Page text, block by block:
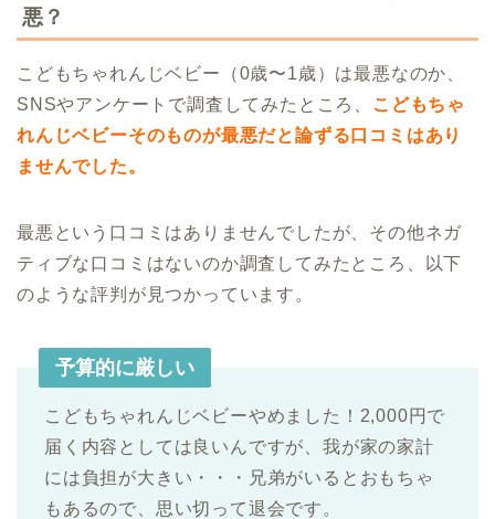
悪？
こどもちゃれんじベビー（0歳〜1歳）は最悪なのか、
SNSやアンケートで調査してみたところ、 こどもちゃ
れんじベビーそのものが最悪だと論ずる口コミはあり
ませんでした。
最悪という口コミはありませんでしたが、その他ネガ
ティブな口コミはないのか調査してみたところ、以下
のような評判が見つかっています。
予算的に厳しい
こどもちゃれんじベビーやめました！2,000円で
届く内容としては良いんですが、我が家の家計
には負担が大きい・・・兄弟がいるとおもちゃ
もあるので、思い切って退会です。